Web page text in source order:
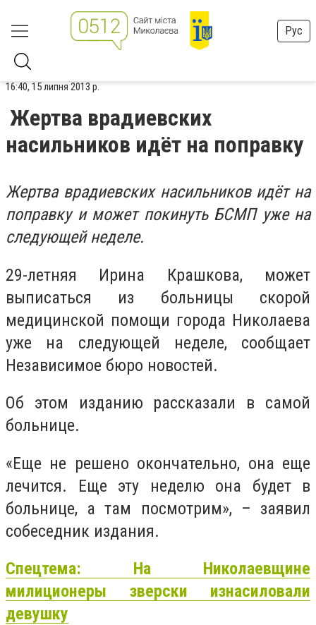
Рус
16:40, 15 липня 2013 р.
Жертва врадиевских
насильников идёт на поправку
Жертва врадиевских насильников идёт на
поправку и может покинуть БСМП уже на
следующей неделе.
29-летняя Ирина Крашкова, может
выписаться из больницы скорой
медицинской помощи города Николаева
уже на следующей неделе, сообщает
Независимое бюро новостей.
Об этом изданию рассказали в самой
больнице.
«Еще не решено окончательно, она еще
лечится. Еще эту неделю она будет в
больнице, а там посмотрим», – заявил
собеседник издания.
Спецтема: На Николаевщине
милиционеры зверски изнасиловали
девушку